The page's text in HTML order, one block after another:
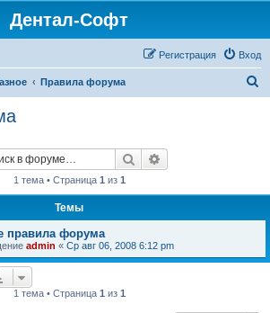
Дентал-Софт
Вход
Регистрация
Правила форума
Поиск
1 тема • Страница 1 из 1
Темы
правила форума
admin « Ср авг 06, 2008 6:12 pm
1 тема • Страница 1 из 1